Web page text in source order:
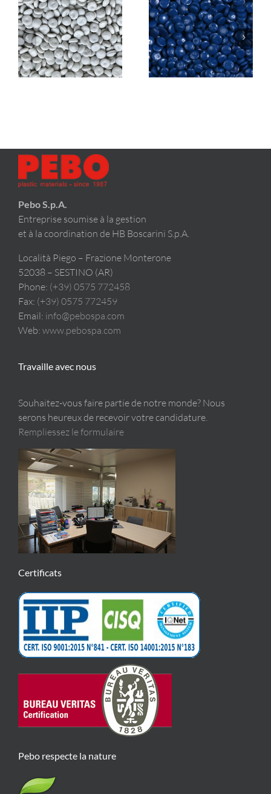
PEBOlen6100
WHITE (HDPE)
PEBOlen 6100C
BLUE (HDPE)
Pebo S.p.A.
Entreprise soumise à la gestion
et à la coordination de HB Boscarini S.p.A.
Località Piego – Frazione Monterone
52038 – SESTINO (AR)
Phone: (+39) 0575 772458
Fax: (+39) 0575 772459
Email: info@pebospa.com
Web: www.pebospa.com
Travaille avec nous
Souhaitez-vous faire partie de notre monde? Nous
serons heureux de recevoir votre candidature.
Rempliessez le formulaire
Certificats
Pebo respecte la nature